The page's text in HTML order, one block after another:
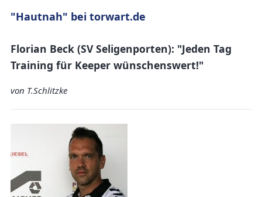
"Hautnah" bei torwart.de
Florian Beck (SV Seligenporten): "Jeden Tag
Training für Keeper wünschenswert!"
von T.Schlitzke